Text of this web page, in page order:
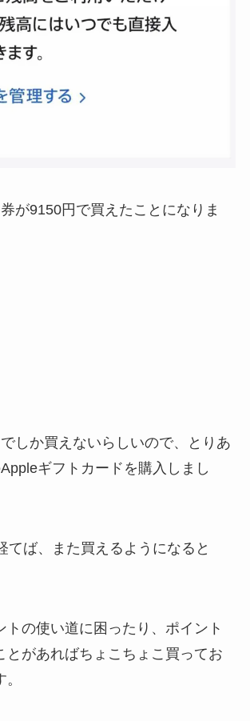
が9150円で買えたことになりま
しか買えないらしいので、とりあ
ギフトカードを購入しまし
てば、また買えるようになると
トの使い道に困ったり、ポイント
とがあればちょこちょこ買ってお